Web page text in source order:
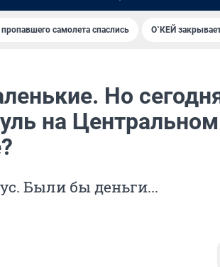
самолета спаслись О`КЕЙ
Но
на Центральном
Были бы деньги...